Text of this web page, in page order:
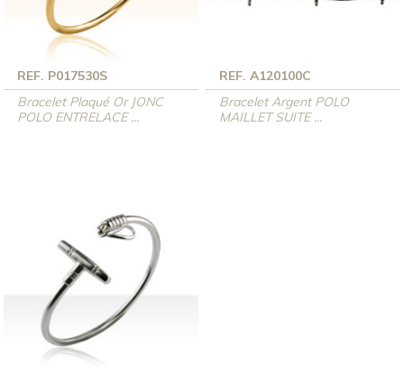
REF. P017530S
Bracelet Plaqué Or JONC
POLO ENTRELACE ...
REF. A120100C
Bracelet Argent POLO
MAILLET SUITE ...